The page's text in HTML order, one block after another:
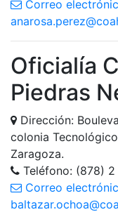
Correo
Oficialía
Piedras
Dirección:
colonia
Zaragoza.
Teléfono: (878)
Correo